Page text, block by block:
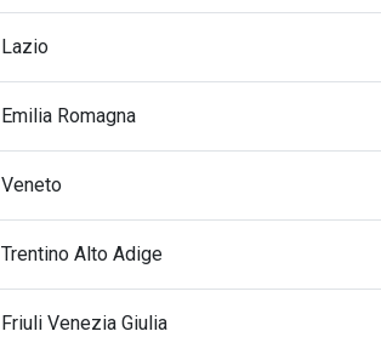
Logistica merci
Logistica fresco refrigerato
Lazio
Emilia Romagna
Veneto
Trentino Alto Adige
Friuli Venezia Giulia